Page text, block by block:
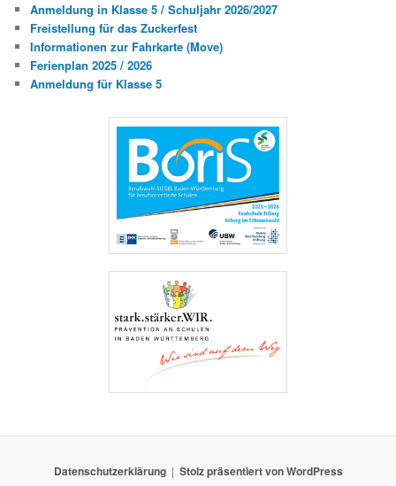
Anmeldung in Klasse 5 / Schuljahr 2026/2027
Freistellung für das Zuckerfest
Informationen zur Fahrkarte (Move)
Ferienplan 2025 / 2026
Anmeldung für Klasse 5
Datenschutzerklärung Stolz präsentiert von WordPress